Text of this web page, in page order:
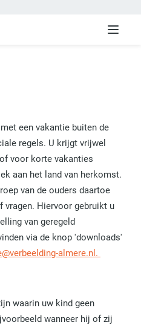
Menu
een vakantie buiten de
regels. U krijgt vrijwel
voor korte vakanties
aan het land van herkomst.
van de ouders daartoe
vragen. Hiervoor gebruikt u
van geregeld
via de knop 'downloads'
almere.nl .
waarin uw kind geen
wanneer hij of zij